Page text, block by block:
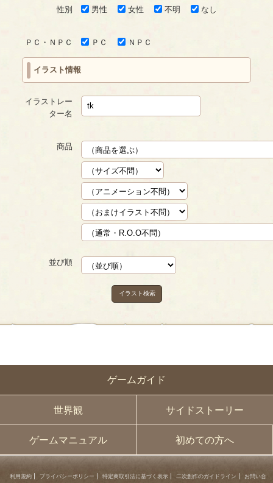
ゲームガイド
世界観 サイドストーリー
ゲームマニュアル 初めての方へ
性別 男性 女性 不明 なし
ＰＣ・ＮＰＣ ＰＣ ＮＰＣ
イラスト情報
イラストレー
ター名
商品
並び順
イラスト検索
利用規約 プライバシーポリシー 特定商取引法に基づく表示 二次創作のガイドライン お問い合